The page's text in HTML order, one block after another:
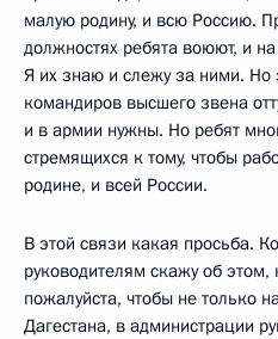
малую родину, и всю Россию.
должностях ребята воюют, и
Я их знаю и слежу за ними. Но
командиров высшего звена
и в армии нужны. Но ребят
стремящихся к тому, чтобы
родине, и всей России.
В этой связи какая просьба.
руководителям скажу об
пожалуйста, чтобы не только
Дагестана, в администрации